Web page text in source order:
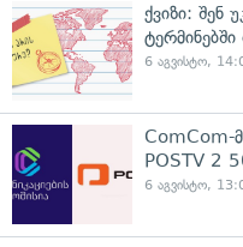
ქვიზი: შენ
6 აგვისტო,
ComCom-
POSTV 2
6 აგვისტო,